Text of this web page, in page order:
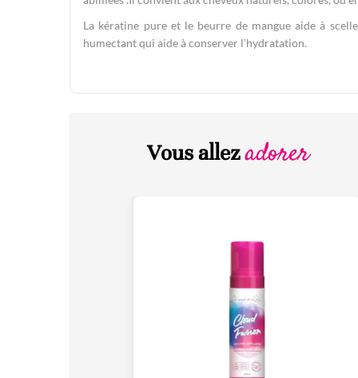
La kératine pure et le beurre de mangue aide à
humectant qui aide à conserver l’hydratation.
Vous allezadorer